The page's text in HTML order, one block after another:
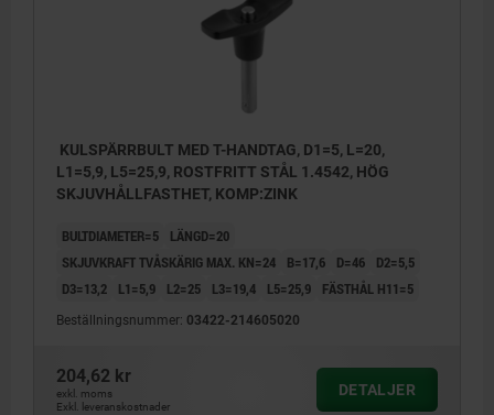
KULSPÄRRBULT MED T-HANDTAG, D1=5, L=20,
L1=5,9, L5=25,9, ROSTFRITT STÅL 1.4542, HÖG
SKJUVHÅLLFASTHET, KOMP:ZINK
BULTDIAMETER=5
LÄNGD=20
SKJUVKRAFT TVÅSKÄRIG MAX. KN=24
B=17,6 D=46
D2=5,5
D3=13,2
L1=5,9 L2=25 L3=19,4 L5=25,9 FÄSTHÅL H11=5
Beställningsnummer: 03422-214605020
204,62 kr
exkl. moms
Exkl. leveranskostnader
DETALJER